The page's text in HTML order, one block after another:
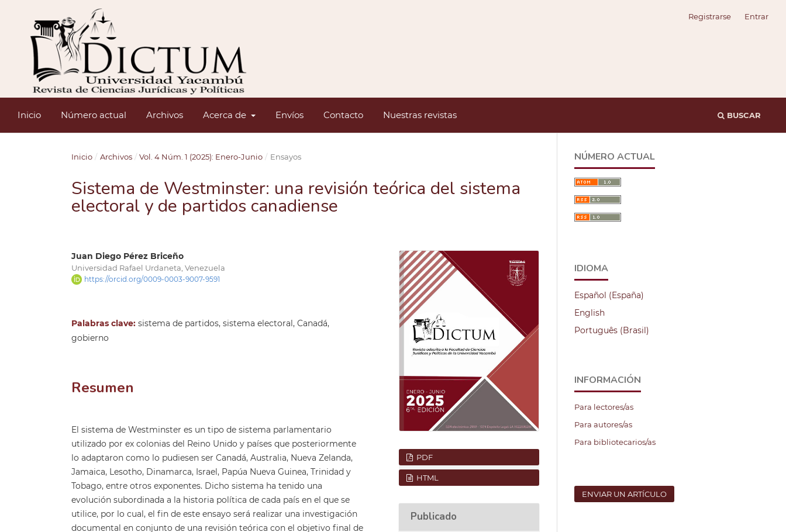
Inicio Número actual Archivos Acerca de Envíos Contacto Nuestras revistas BUSCAR
Registrarse Entrar
Inicio / Archivos / Vol. 4 Núm. 1 (2025): Enero-Junio / Ensayos
Sistema de Westminster: una revisión teórica del sistema
electoral y de partidos canadiense
Juan Diego Pérez Briceño
Universidad Rafael Urdaneta, Venezuela
https://orcid.org/0009-0003-9007-9591
Palabras clave: sistema de partidos, sistema electoral, Canadá,
gobierno
Resumen
El sistema de Westminster es un tipo de sistema parlamentario
utilizado por ex colonias del Reino Unido y países que posteriormente
lo adaptaron como lo pudiesen ser Canadá, Australia, Nueva Zelanda,
Jamaica, Lesotho, Dinamarca, Israel, Papúa Nueva Guinea, Trinidad y
Tobago, entre otros exponentes. Dicho sistema ha tenido una
evolución subordinada a la historia política de cada país en el que se
utilice, por lo cual, el fin de este ensayo será realizar una investigación
documental en conjunto de una revisión teórica con el objetivo final de
PDF
HTML
Publicado
NÚMERO ACTUAL
IDIOMA
Español (España)
English
Português (Brasil)
INFORMACIÓN
Para lectores/as
Para autores/as
Para bibliotecarios/as
ENVIAR UN ARTÍCULO